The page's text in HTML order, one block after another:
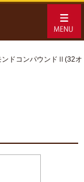
ンドコンパウンドⅡ(32オ